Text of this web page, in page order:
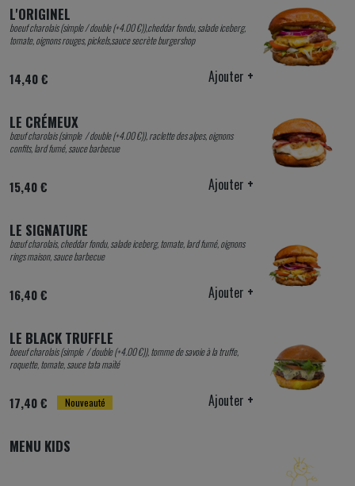
L'ORIGINEL
boeuf charolais (simple / double (+4.00 €)),cheddar fondu, salade iceberg,
tomate, oignons rouges, pickels,sauce secrète burgershop
14,40 € Ajouter +
LE CRÉMEUX
bœuf charolais (simple / double (+4.00 €)), raclette des alpes, oignons
confits, lard fumé, sauce barbecue
15,40 € Ajouter +
LE SIGNATURE
bœuf charolais, cheddar fondu, salade iceberg, tomate, lard fumé, oignons
rings maison, sauce barbecue
16,40 € Ajouter +
Nouveauté
LE BLACK TRUFFLE
boeuf charolais (simple / double (+4.00 €)), tomme de savoie à la truffe,
roquette, tomate, sauce tata maïté
17,40 € Ajouter +
MENU KIDS